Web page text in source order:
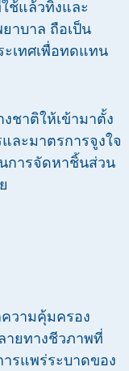
ช้แล้วทิ้งและ
าบาล ถือเป็น
เทศเพื่อทดแทน
ชาติให้เข้ามาตั้ง
ละมาตรการจูงใจ
การจัดหาชิ้นส่วน
วามคุ้มครอง
ยทางชีวภาพที่
รแพร่ระบาดของ